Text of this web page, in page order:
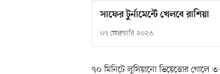
সাফের টুর্নামেন্টে খেলবে রাশিয়া
০৭ ফেব্রুয়ারি ২০২৩
৭০ মিনিটে লুসিয়ানো ভিয়েত্তোর গোলে